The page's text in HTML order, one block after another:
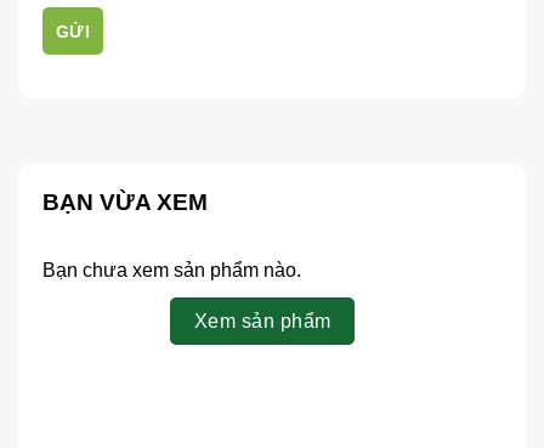
GỬI
BẠN VỪA XEM
Bạn chưa xem sản phẩm nào.
Xem sản phẩm